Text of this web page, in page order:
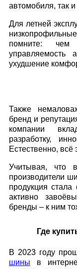
автомобиля, так
Для летней
помните:
управляемость
ухудшение
Также
бренд и
компании
разработку,
Естественно, всё
Учитывая, что
производители
продукция
активно
бренды – к ним
Где
В 2023 году
шины в